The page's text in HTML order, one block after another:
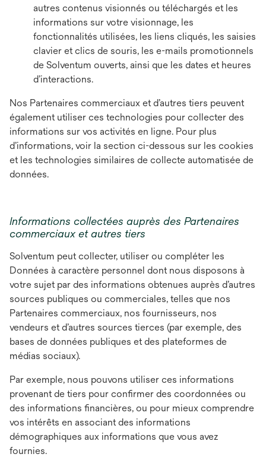
autres contenus visionnés ou téléchargés et les
informations sur votre visionnage, les
fonctionnalités utilisées, les liens cliqués, les saisies
clavier et clics de souris, les e-mails promotionnels
de Solventum ouverts, ainsi que les dates et heures
d’interactions.
Nos Partenaires commerciaux et d’autres tiers peuvent
également utiliser ces technologies pour collecter des
informations sur vos activités en ligne. Pour plus
d’informations, voir la section ci-dessous sur les cookies
et les technologies similaires de collecte automatisée de
données.
Informations collectées auprès des Partenaires
commerciaux et autres tiers
Solventum peut collecter, utiliser ou compléter les
Données à caractère personnel dont nous disposons à
votre sujet par des informations obtenues auprès d’autres
sources publiques ou commerciales, telles que nos
Partenaires commerciaux, nos fournisseurs, nos
vendeurs et d’autres sources tierces (par exemple, des
bases de données publiques et des plateformes de
médias sociaux).
Par exemple, nous pouvons utiliser ces informations
provenant de tiers pour confirmer des coordonnées ou
des informations financières, ou pour mieux comprendre
vos intérêts en associant des informations
démographiques aux informations que vous avez
fournies.